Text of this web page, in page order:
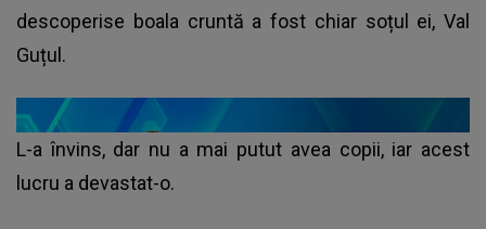
descoperise boala cruntă a fost chiar soțul ei, Val
Guțul.
L-a învins, dar nu a mai putut avea copii, iar acest
lucru a devastat-o.